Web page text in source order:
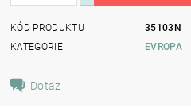
KÓD PRODUKTU
35103N
KATEGORIE
EVROPA
Dotaz